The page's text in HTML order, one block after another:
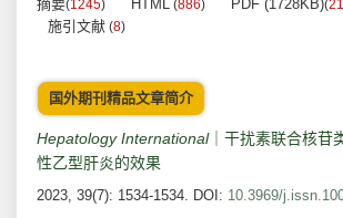
摘要(1245) HTML (886) PDF (1728KB)(
施引文献 (8)
国外期刊精品文章简介
Hepatology International｜干扰素联合核苷
性乙型肝炎的效果
2023, 39(7): 1534-1534. DOI: 10.3969/